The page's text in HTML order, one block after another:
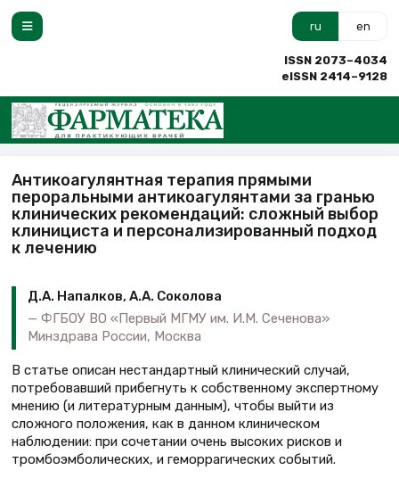
ru en
ISSN 2073–4034
eISSN 2414–9128
Антикоагулянтная терапия прямыми
пероральными антикоагулянтами за гранью
клинических рекомендаций: сложный выбор
клинициста и персонализированный подход
к лечению
Д.А. Напалков, А.А. Соколова
ФГБОУ ВО «Первый МГМУ им. И.М. Сеченова»
Минздрава России, Москва
В статье описан нестандартный клинический случай,
потребовавший прибегнуть к собственному экспертному
мнению (и литературным данным), чтобы выйти из
сложного положения, как в данном клиническом
наблюдении: при сочетании очень высоких рисков и
тромбоэмболических, и геморрагических событий.